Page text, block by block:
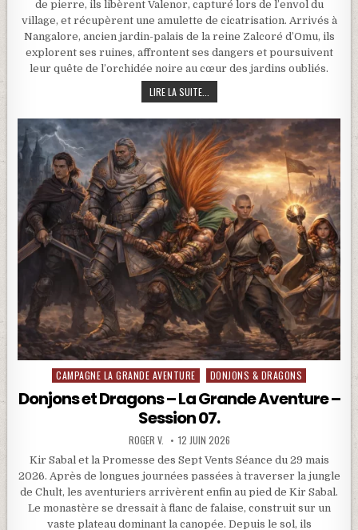
de pierre, ils libèrent Valenor, capturé lors de l’envol du
village, et récupèrent une amulette de cicatrisation. Arrivés à
Nangalore, ancien jardin-palais de la reine Zalcoré d’Omu, ils
explorent ses ruines, affrontent ses dangers et poursuivent
leur quête de l’orchidée noire au cœur des jardins oubliés.
LIRE LA SUITE...
Posted in
CAMPAGNE LA GRANDE AVENTURE DONJONS & DRAGONS
Donjons et Dragons – La Grande Aventure –
Session 07.
ROGER V. 12 JUIN 2026
Kir Sabal et la Promesse des Sept Vents Séance du 29 mais
2026. Après de longues journées passées à traverser la jungle
de Chult, les aventuriers arrivèrent enfin au pied de Kir Sabal.
Le monastère se dressait à flanc de falaise, construit sur un
vaste plateau dominant la canopée. Depuis le sol, ils